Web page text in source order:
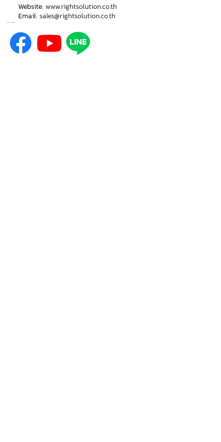
Join the comunity
Email:sales@rightsolution.co.th
Website:www.rightsolution.co.th